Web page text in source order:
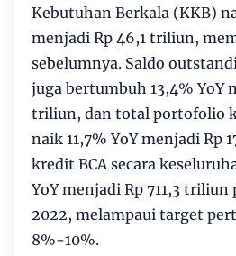
Kebutuhan Berkala (KKB)
menjadi Rp 46,1 triliun,
sebelumnya. Saldo
juga bertumbuh 13,4% YoY
triliun, dan total portofolio
naik 11,7% YoY menjadi Rp
kredit BCA secara
YoY menjadi Rp 711,3 triliun
2022, melampaui target
8%-10%.